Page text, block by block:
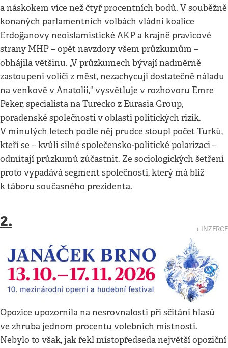
a náskokem více než čtyř procentních bodů. V souběžně
konaných parlamentních volbách vládní koalice
Erdoğanovy neoislamistické AKP a krajně pravicové
strany MHP – opět navzdory všem průzkumům –
obhájila většinu. „V průzkumech bývají nadměrně
zastoupení voliči z měst, nezachycují dostatečně náladu
na venkově v Anatolii,“ vysvětluje v rozhovoru Emre
Peker, specialista na Turecko z Eurasia Group,
poradenské společnosti v oblasti politických rizik.
V minulých letech podle něj prudce stoupl počet Turků,
kteří se – kvůli silné společensko-politické polarizaci –
odmítají průzkumů zúčastnit. Ze sociologických šetření
proto vypadává segment společnosti, který má blíž
k táboru současného prezidenta.
2. ↓ INZERCE
Opozice upozornila na nesrovnalosti při sčítání hlasů
ve zhruba jednom procentu volebních místností.
Nebylo to však, jak řekl místopředseda největší opoziční